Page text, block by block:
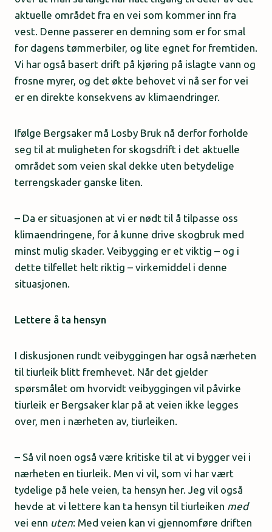
aktuelle området fra en vei som kommer inn fra
vest. Denne passerer en demning som er for smal
for dagens tømmerbiler, og lite egnet for fremtiden.
Vi har også basert drift på kjøring på islagte vann og
frosne myrer, og det økte behovet vi nå ser for vei
er en direkte konsekvens av klimaendringer.
Ifølge Bergsaker må Losby Bruk nå derfor forholde
seg til at muligheten for skogsdrift i det aktuelle
området som veien skal dekke uten betydelige
terrengskader ganske liten.
– Da er situasjonen at vi er nødt til å tilpasse oss
klimaendringene, for å kunne drive skogbruk med
minst mulig skader. Veibygging er et viktig – og i
dette tilfellet helt riktig – virkemiddel i denne
situasjonen.
Lettere å ta hensyn
I diskusjonen rundt veibyggingen har også nærheten
til tiurleik blitt fremhevet. Når det gjelder
spørsmålet om hvorvidt veibyggingen vil påvirke
tiurleik er Bergsaker klar på at veien ikke legges
over, men i nærheten av, tiurleiken.
– Så vil noen også være kritiske til at vi bygger vei i
nærheten en tiurleik. Men vi vil, som vi har vært
tydelige på hele veien, ta hensyn her. Jeg vil også
hevde at vi lettere kan ta hensyn til tiurleiken med
vei enn uten: Med veien kan vi gjennomføre driften